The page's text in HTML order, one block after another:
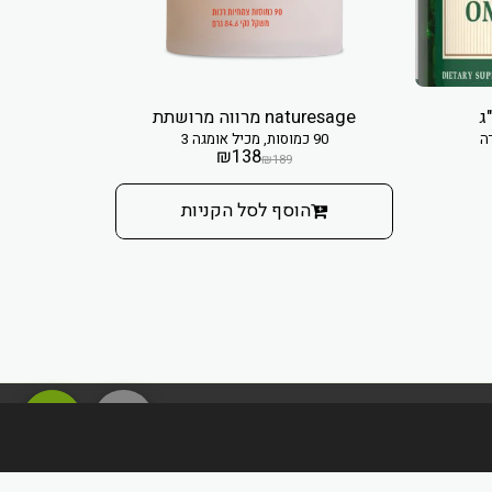
naturesage מרווה מרושתת
90 כמוסות, מכיל אומגה 3
₪189
₪138
הוסף לסל הקניות